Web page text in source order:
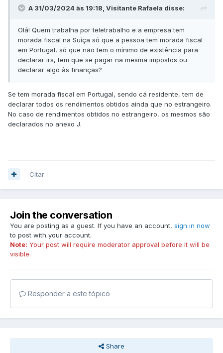
A 31/03/2024 às 19:18, Visitante Rafaela disse:
Olá! Quem trabalha por teletrabalho e a empresa tem
morada fiscal na Suíça só que a pessoa tem morada fiscal
em Portugal, só que não tem o mínimo de existência para
declarar irs, tem que se pagar na mesma impostos ou
declarar algo às finanças?
Se tem morada fiscal em Portugal, sendo cá residente, tem de
declarar todos os rendimentos obtidos ainda que no estrangeiro.
No caso de rendimentos obtidos no estrangeiro, os mesmos são
declarados no anexo J.
Citar
Join the conversation
You are posting as a guest. If you have an account, sign in now
to post with your account.
Note: Your post will require moderator approval before it will be
visible.
Responder a este tópico
Share